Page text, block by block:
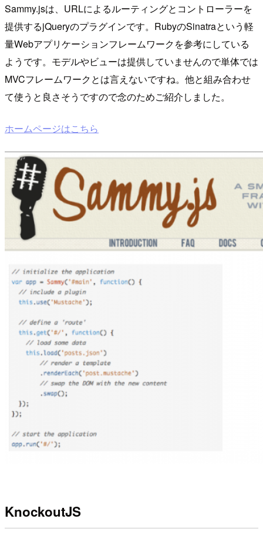
Sammy.jsは、URLによるルーティングとコントローラーを
提供するjQueryのプラグインです。RubyのSinatraという軽
量Webアプリケーションフレームワークを参考にしている
ようです。モデルやビューは提供していませんので単体では
MVCフレームワークとは言えないですね。他と組み合わせ
て使うと良さそうですので念のためご紹介しました。
ホームページはこちら
KnockoutJS